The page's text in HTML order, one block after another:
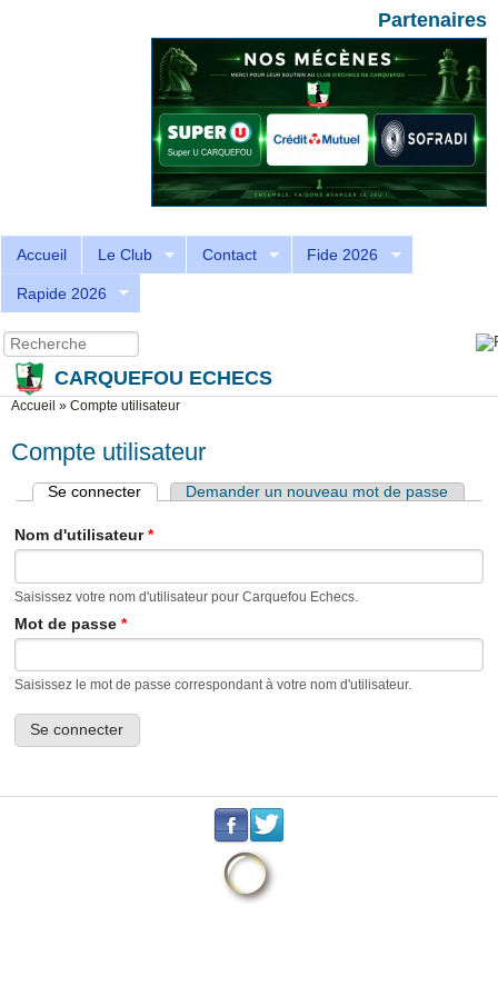
Partenaires
Accueil Le Club Contact Fide 2026
Rapide 2026
Formulaire de recherche
Recherche
CARQUEFOU ECHECS
Vous êtes ici
Accueil » Compte utilisateur
Compte utilisateur
Onglets principaux
Se connecter (onglet actif)Demander un nouveau mot de passe
Nom d'utilisateur *
Saisissez votre nom d'utilisateur pour Carquefou Echecs.
Mot de passe *
Saisissez le mot de passe correspondant à votre nom d'utilisateur.
. .